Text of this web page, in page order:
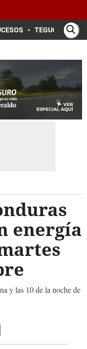
TEGUCIGALPA
energía
y las 10 de la noche de